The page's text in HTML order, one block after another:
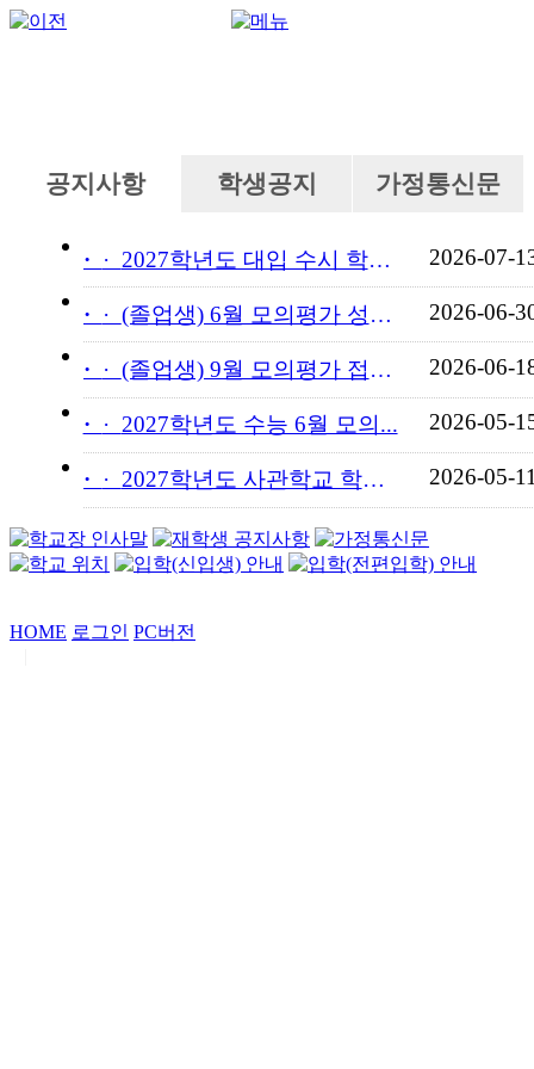
공지사항 학생공지 가정통신문
· 2027학년도 대입 수시 학교... 2026-07-
· (졸업생) 6월 모의평가 성적... 2026-06-
· (졸업생) 9월 모의평가 접수... 2026-06-
· 2027학년도 수능 6월 모의... 2026-05-
· 2027학년도 사관학교 학교장... 2026-05-
HOME 로그인 PC버전